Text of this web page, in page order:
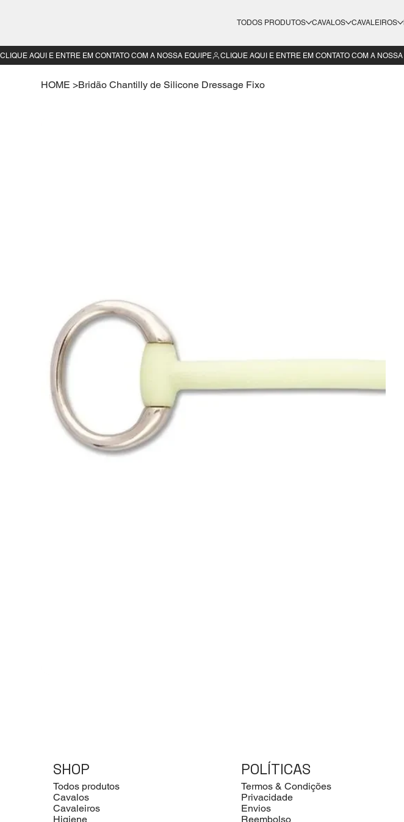
TODOS PRODUTOS CAVALOS CAVALEIROS
HOME >Bridão Chantilly de Silicone Dressage Fixo
CLIQUE AQUI E ENTRE EM CONTATO COM A NOSSA EQUIPE
SHOP
Todos produtos
Cavalos
Cavaleiros
Higiene
POLÍTICAS
Termos & Condições
Privacidade
Envios
Reembolso